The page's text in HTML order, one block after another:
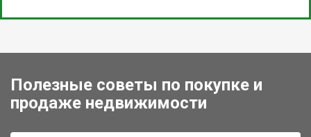
Полезные советы по покупке и
продаже недвижимости